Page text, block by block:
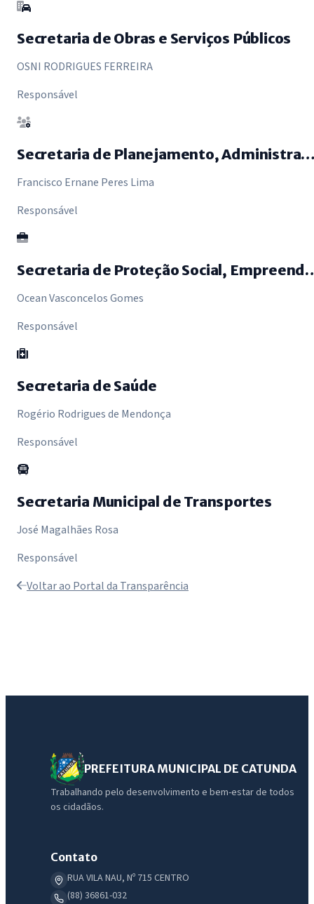
Secretaria de Obras e Serviços Públicos
OSNI RODRIGUES FERREIRA
Responsável
Secretaria de Planejamento,
Francisco Ernane Peres Lima
Responsável
Secretaria de Proteção
Ocean Vasconcelos Gomes
Responsável
Secretaria de Saúde
Rogério Rodrigues de Mendonça
Responsável
Secretaria Municipal de Transportes
José Magalhães Rosa
Responsável
Voltar ao Portal da Transparência
PREFEITURA MUNICIPAL DE CATUNDA
Trabalhando pelo desenvolvimento e bem-estar de todos
os cidadãos.
Contato
RUA VILA NAU, Nº 715 CENTRO
(88) 36861-032